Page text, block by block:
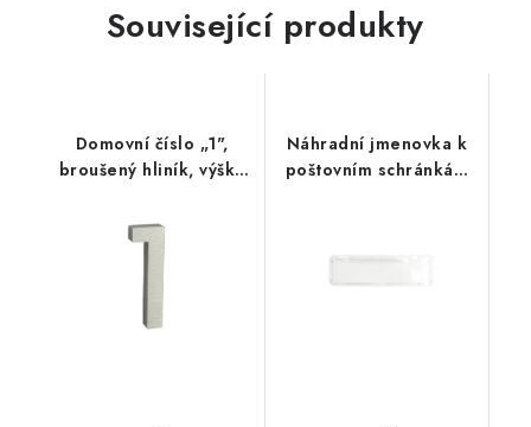
Související produkty
Domovní číslo „1",
broušený hliník, výška
RN.100LV.1.AL.3D
Náhradní jmenovka k
poštovním schránkám